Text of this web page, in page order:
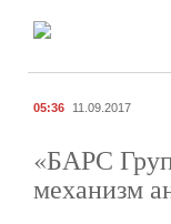
05:36 11.09.2017
«БАРС
механизм